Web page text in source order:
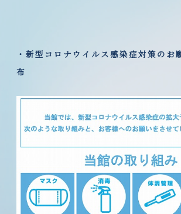
・新型コロナウイルス感染症対策のお
布